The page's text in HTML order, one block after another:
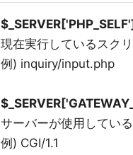
現在実行しているスク
例) inquiry/input.php
サーバーが使用してい
例) CGI/1.1